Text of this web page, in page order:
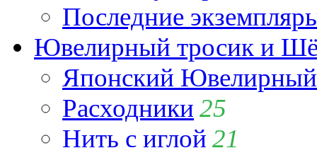
Последние
Ювелирный тросик и
Японский
Расходники 25
Нить с иглой 21